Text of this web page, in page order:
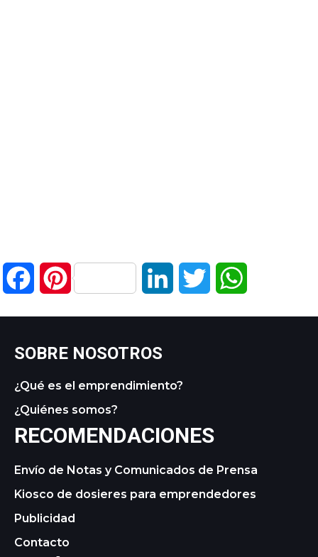
FacebookPinterest LinkedIn Twitter
SOBRE NOSOTROS
¿Qué es el emprendimiento?
¿Quiénes somos?
RECOMENDACIONES
Envío de Notas y Comunicados de Prensa
Kiosco de dosieres para emprendedores
Publicidad
Contacto